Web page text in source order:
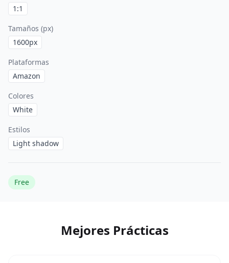
1:1
Tamaños (px)
1600px
Plataformas
Amazon
Colores
White
Estilos
Light shadow
Free
Mejores Prácticas